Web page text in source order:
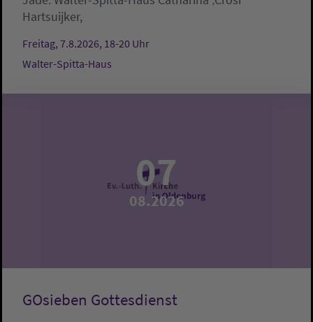
Hartsuijker,
Freitag, 7.8.2026, 18-20 Uhr
Walter-Spitta-Haus
07
08.2026
GOsieben Gottesdienst